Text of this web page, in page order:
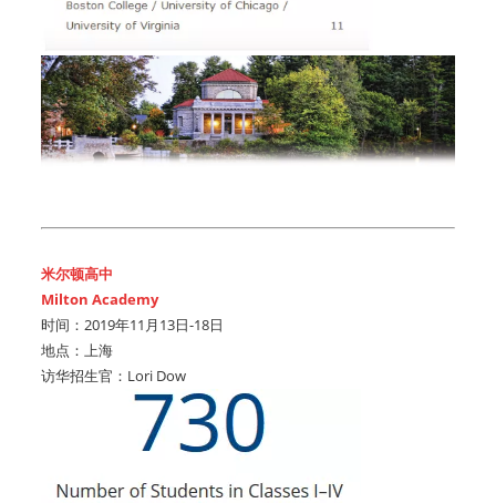
米尔顿高中
Milton Academy
时间：2019年11月13日-18日
地点：上海
访华招生官：Lori Dow